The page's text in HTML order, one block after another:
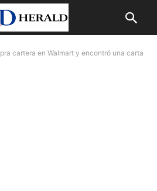
cartera en Walmart y encontró una carta